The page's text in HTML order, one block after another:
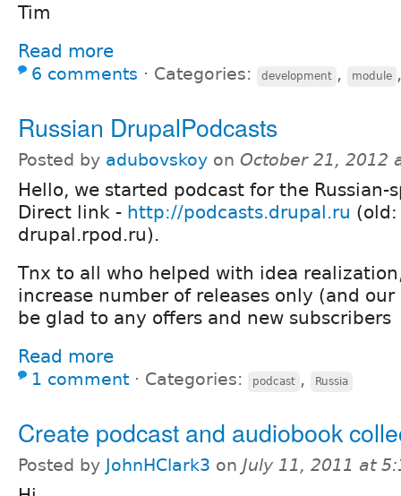
Tim
Read more
6 comments ⋅ Categories: development , module
Russian DrupalPodcasts
Posted by adubovskoy on October 21, 2012
Hello, we started podcast for the Russian-
Direct link - http://podcasts.drupal.ru (old:
drupal.rpod.ru).
Tnx to all who helped with idea
increase number of releases only (and
be glad to any offers and new subscribers
Read more
1 comment ⋅ Categories: podcast , Russia
Create podcast and audiobook
Posted by JohnHClark3 on July 11, 2011 at